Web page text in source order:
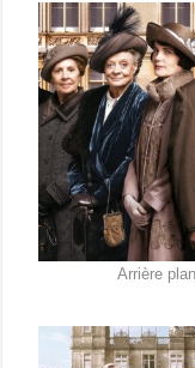
Arrière